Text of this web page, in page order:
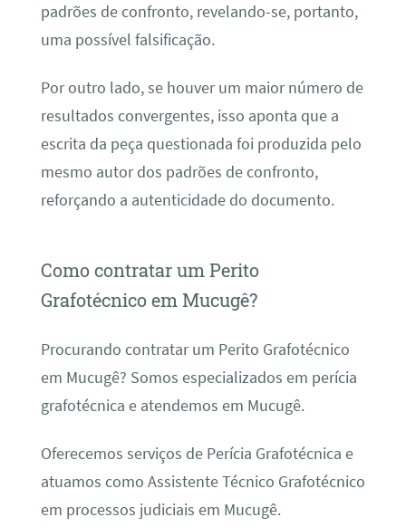
padrões de confronto, revelando-se, portanto,
uma possível falsificação.
Por outro lado, se houver um maior número de
resultados convergentes, isso aponta que a
escrita da peça questionada foi produzida pelo
mesmo autor dos padrões de confronto,
reforçando a autenticidade do documento.
Como contratar um Perito
Grafotécnico em Mucugê?
Procurando contratar um Perito Grafotécnico
em Mucugê? Somos especializados em perícia
grafotécnica e atendemos em Mucugê.
Oferecemos serviços de Perícia Grafotécnica e
atuamos como Assistente Técnico Grafotécnico
em processos judiciais em Mucugê.